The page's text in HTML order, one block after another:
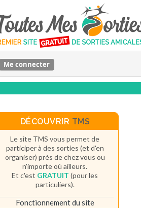
Me connecter
DÉCOUVRIR TMS
Le site TMS vous permet de
participer à des sorties (et d'en
organiser) près de chez vous ou
n'importe où ailleurs.
Et c'est GRATUIT (pour les
particuliers).
Fonctionnement du site